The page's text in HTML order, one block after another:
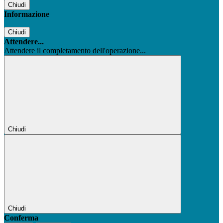
Chiudi
Informazione
Chiudi
Attendere...
Attendere il completamento dell'operazione...
Chiudi
Chiudi
Conferma